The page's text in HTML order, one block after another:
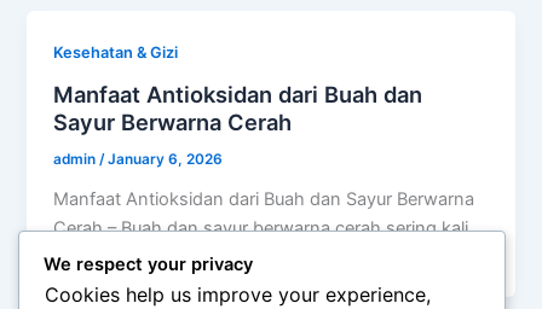
Kesehatan & Gizi
Manfaat Antioksidan dari Buah dan
Sayur Berwarna Cerah
admin /January 6, 2026
Manfaat Antioksidan dari Buah dan Sayur Berwarna
Cerah – Buah dan sayur berwarna cerah sering kali
menjadi daya tarik di […]
We respect your privacy
Cookies help us improve your experience,